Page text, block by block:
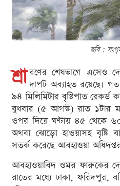
ছবি :
শ্রা বণের শেষভাগে এসেও
দাপট অব্যাহত রয়েছে।
৯৪ মিলিমিটার বৃষ্টিপাত
বুধবার (৫ আগস্ট) রাত ১টার
ওপর দিয়ে ঘণ্টায় ৪৫ থেকে
অথবা ঝোড়ো হাওয়াসহ বৃষ্টি
সতর্ক করেছে আবহাওয়া
আবহাওয়াবিদ ওমর ফারুকের
রাতের মধ্যে ঢাকা, ফরিদপুর,